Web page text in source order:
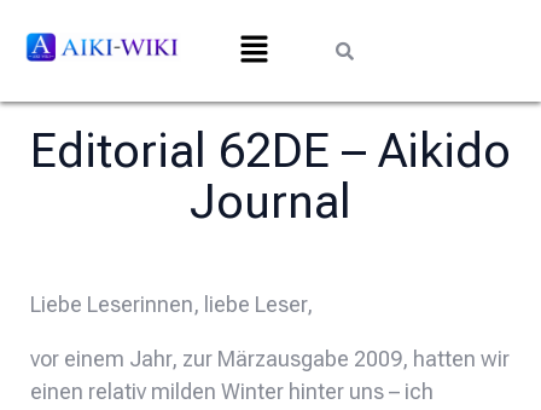
Editorial 62DE – Aikido
Journal
Liebe Leserinnen, liebe Leser,
vor einem Jahr, zur Märzausgabe 2009, hatten wir
einen relativ milden Winter hinter uns – ich